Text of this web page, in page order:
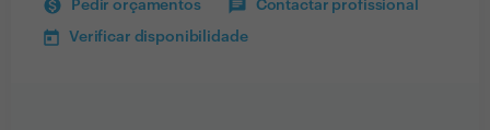
Pedir orçamentos Contactar profissional
Verificar disponibilidade